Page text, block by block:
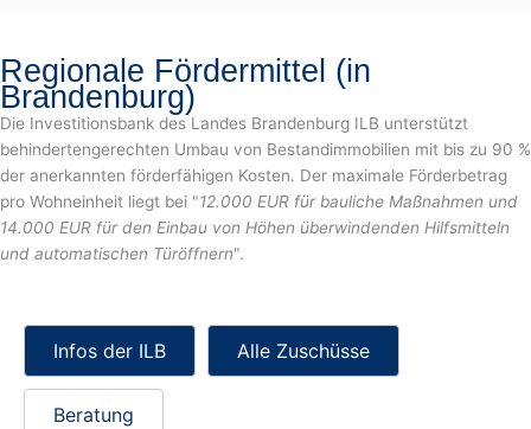
Regionale Fördermittel (in
Brandenburg)
Die Investitionsbank des Landes Brandenburg ILB unterstützt
behindertengerechten Umbau von Bestandimmobilien mit bis zu 90 %
der anerkannten förderfähigen Kosten. Der maximale Förderbetrag
pro Wohneinheit liegt bei "12.000 EUR für bauliche Maßnahmen und
14.000 EUR für den Einbau von Höhen überwindenden Hilfsmitteln
und automatischen Türöffnern".
Infos der ILB Alle Zuschüsse
Beratung